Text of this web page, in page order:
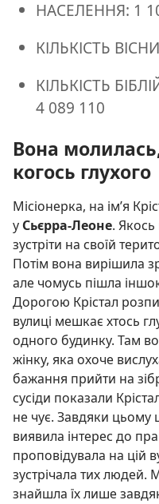
НАСЕЛЕННЯ: 1
КІЛЬКІСТЬ
КІЛЬКІСТЬ
4 089 110
Вона
когось глухого
Місіонерка, на ім’я
уСьєрра-Леоне.
зустріти на своїй
Потім вона вирішила
але чомусь пішла
Дорогою Крістал
вулиці мешкає хтось
одного будинку. Там
жінку, яка охоче
бажання прийти на
сусіди показали
не чує. Завдяки
виявила інтерес до
проповідувала на цій
зустрічала тих людей.
знайшла їх лише